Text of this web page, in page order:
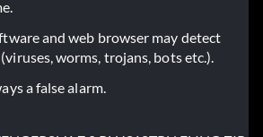
and web browser may detect
worms, trojans, bots etc.).
a false alarm.